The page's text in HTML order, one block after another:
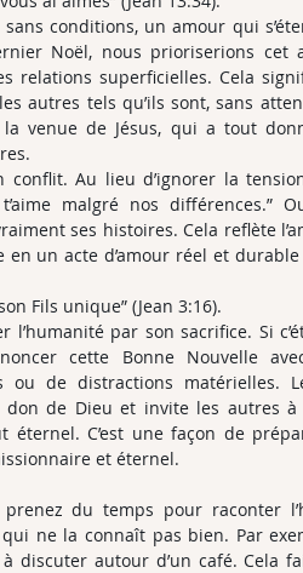
conditions, un amour qui
Noël, nous prioriserions cet
relations superficielles. Cela
autres tels qu’ils sont, sans
venue de Jésus, qui a tout
conflit. Au lieu d’ignorer la
malgré nos différences.”
ses histoires. Cela reflète
un acte d’amour réel et
Fils unique” (Jean 3:16).
l’humanité par son sacrifice. Si
cette Bonne Nouvelle
de distractions matérielles.
don de Dieu et invite les autres
C’est une façon de
et éternel.
du temps pour raconter
ne la connaît pas bien. Par
discuter autour d’un café. Cela